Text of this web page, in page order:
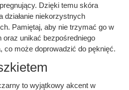
Dzięki temu skóra
działanie niekorzystnych
Pamiętaj, aby nie trzymać go w
unikać bezpośredniego
co może doprowadzić do pęknięć.
to wyjątkowy akcent w